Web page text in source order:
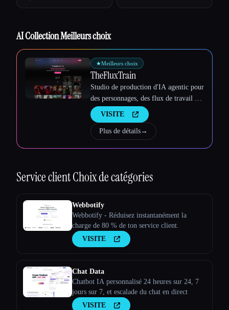
AI Collection Meilleurs choix
★Meilleurs choix
TheFluxTrain
Studio de production d'IA agentic pour
des personnages, des flux de travail et
des vidéos cohérents
VISITE
Plus de détails→
Service clientChoix de catégories
Webbotify
Webbotify - Réduisez instantanément la
charge de 80 % de ton service client.
VISITE
Chat Data
Chatbot IA personnalisé 24 heures sur 24, 7
jours sur 7, et escalade du chat en direct
VISITE